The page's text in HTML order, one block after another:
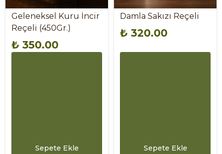
Geleneksel Kuru İncir
Reçeli (450Gr.)
₺ 350.00
Sepete Ekle
Damla Sakızı Reçeli
₺ 320.00
Sepete Ekle